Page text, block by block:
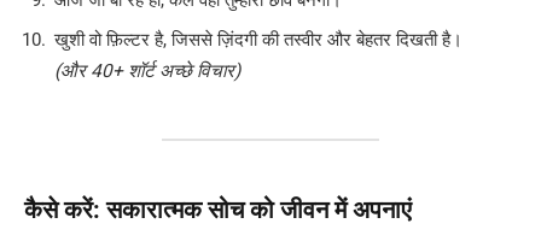
खुशी वो फ़िल्टर है, जिससे ज़िंदगी की तस्वीर और बेहतर दिखती है।
(और 40+ शॉर्ट अच्छे विचार)
कैसे करें: सकारात्मक सोच को जीवन में अपनाएं